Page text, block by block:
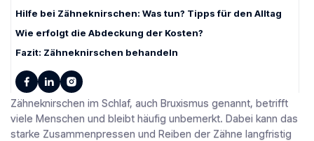
Hilfe bei Zähneknirschen: Was tun? Tipps für den Alltag
Wie erfolgt die Abdeckung der Kosten?
Fazit: Zähneknirschen behandeln
Zähneknirschen im Schlaf, auch Bruxismus genannt, betrifft
viele Menschen und bleibt häufig unbemerkt. Dabei kann das
starke Zusammenpressen und Reiben der Zähne langfristig